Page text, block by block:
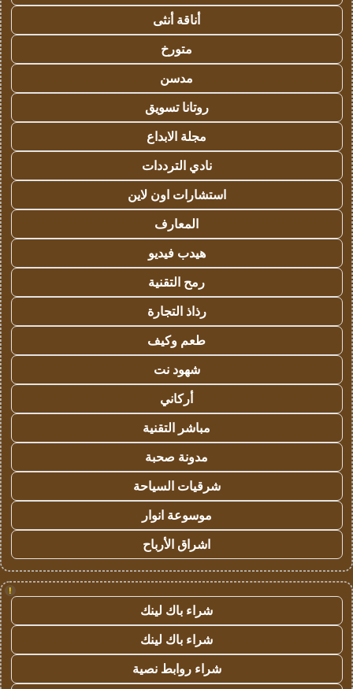
أناقة أنثى
متورخ
مدسن
روتانا تسويق
مجلة الابداع
نادي الترددات
استشارات اون لاين
المعارف
هيدب فيديو
رمح التقنية
رذاذ التجارة
طعم وكيف
شهود نت
أركاني
مباشر التقنية
مدونة صحبة
شرقيات السياحة
موسوعة انوار
اشراق الأرباح
!
شراء باك لينك
شراء باك لينك
شراء روابط نصية